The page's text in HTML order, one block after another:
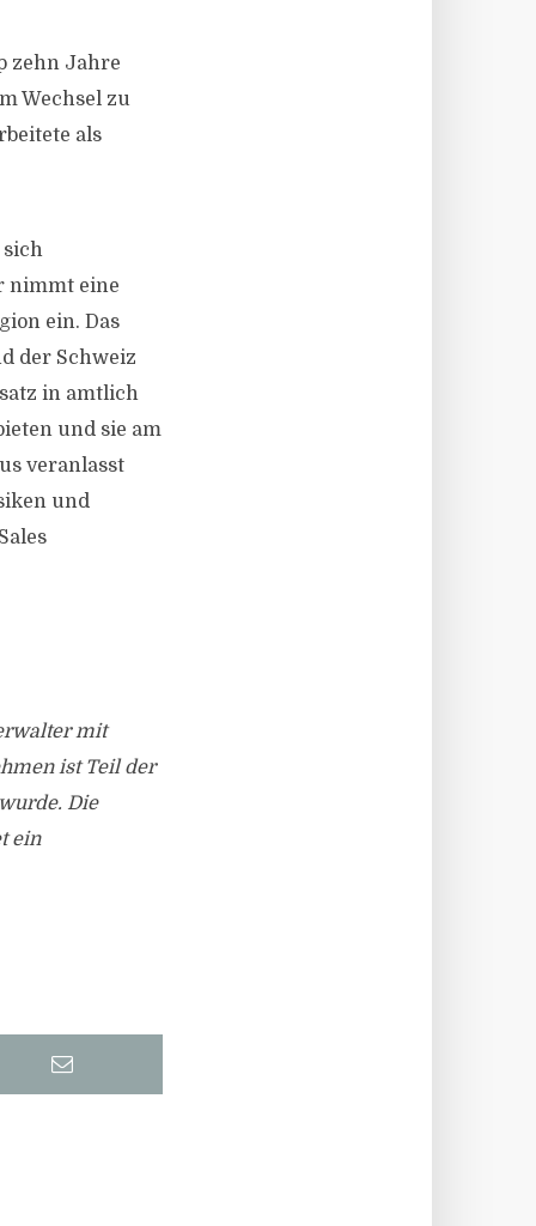
zehn Jahre
Wechsel zu
als
sich
nimmt eine
ein. Das
der Schweiz
in amtlich
und sie am
veranlasst
und
mit
ist Teil der
Die
ein